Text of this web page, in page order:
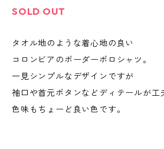
SOLD OUT
タオル地のような着心地の良い
コロンビアのボーダーポロシャツ。
一見シンプルなデザインですが
袖口や首元ボタンなどディテールが工
色味もちょーど良い色です。